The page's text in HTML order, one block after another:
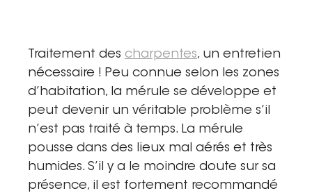
Clermont-Ferrand
Saint-Étienne
Vichy
La société
Nos réalisations
Traitement des charpentes, un entretien
nécessaire ! Peu connue selon les zones
d’habitation, la mérule se développe et
peut devenir un véritable problème s’il
n’est pas traité à temps. La mérule
pousse dans des lieux mal aérés et très
humides. S’il y a le moindre doute sur sa
présence, il est fortement recommandé